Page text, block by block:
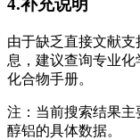
4.补充说明
由于缺乏直接文献
息，建议查询专业化
化合物手册。
注：当前搜索结果主
醇铝的具体数据。